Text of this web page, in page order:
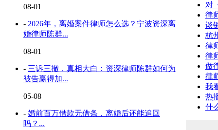
08-01
- 2026年，离婚案件律师怎么选？宁波资深离
婚律师陈群...
08-01
- 三诉三撤，真相大白：资深律师陈群如何为
被告赢得加...
05-08
- 婚前百万借款无借条，离婚后还能追回
吗？...
对
律
谈
杭
律
律
做
律
我
热
什